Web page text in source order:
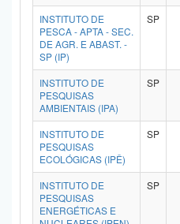
INSTITUTO DE
PESCA - APTA - SEC.
DE AGR. E ABAST. -
SP (IP)
SP
INSTITUTO DE
PESQUISAS
AMBIENTAIS (IPA)
SP
INSTITUTO DE
PESQUISAS
ECOLÓGICAS (IPÊ)
SP
INSTITUTO DE
PESQUISAS
ENERGÉTICAS E
SP